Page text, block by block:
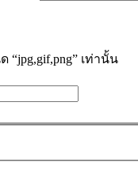
“jpg,gif,png” เท่านั้น